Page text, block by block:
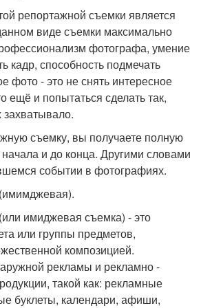
репортажной съемки является
виде съемки максимально
фотографа, умение
кадр, способность подмечать
фото - это не снять интересное
ещё и попытаться сделать так,
захватывало.
съемку, вы получаете полную
и до конца. Другими словами
событии в фотографиях.
имиджевая съемка) - это
или группы предметов,
композицией.
рекламы и рекламно -
такой как: рекламные
буклеты, календари, афиши,